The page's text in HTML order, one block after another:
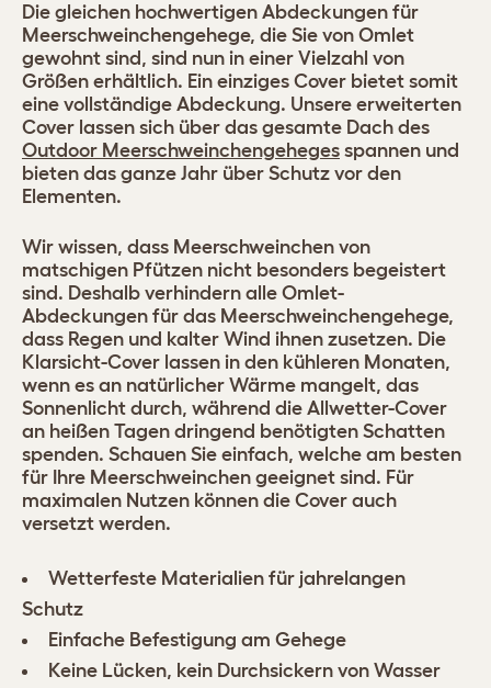
Die gleichen hochwertigen Abdeckungen für
Meerschweinchengehege, die Sie von Omlet
gewohnt sind, sind nun in einer Vielzahl von
Größen erhältlich. Ein einziges Cover bietet somit
eine vollständige Abdeckung. Unsere erweiterten
Cover lassen sich über das gesamte Dach des
Outdoor Meerschweinchengeheges spannen und
bieten das ganze Jahr über Schutz vor den
Elementen.
Wir wissen, dass Meerschweinchen von
matschigen Pfützen nicht besonders begeistert
sind. Deshalb verhindern alle Omlet-
Abdeckungen für das Meerschweinchengehege,
dass Regen und kalter Wind ihnen zusetzen. Die
Klarsicht-Cover lassen in den kühleren Monaten,
wenn es an natürlicher Wärme mangelt, das
Sonnenlicht durch, während die Allwetter-Cover
an heißen Tagen dringend benötigten Schatten
spenden. Schauen Sie einfach, welche am besten
für Ihre Meerschweinchen geeignet sind. Für
maximalen Nutzen können die Cover auch
versetzt werden.
Wetterfeste Materialien für jahrelangen
Schutz
Einfache Befestigung am Gehege
Keine Lücken, kein Durchsickern von Wasser